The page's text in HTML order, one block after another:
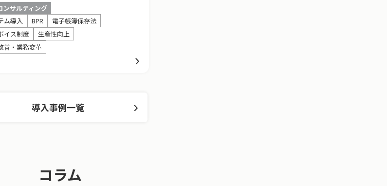
ンサルティング
ム導入
BPR
電子帳簿保存法
イス制度
生産性向上
善・業務変革
導入事例一覧
コラム